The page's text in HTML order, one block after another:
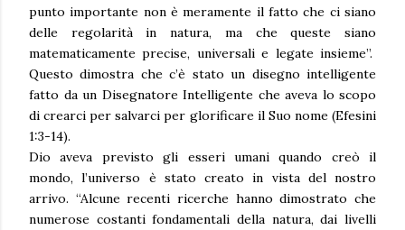
punto importante non è meramente il fatto che ci siano
delle regolarità in natura, ma che queste siano
matematicamente precise, universali e legate insieme”.
Questo dimostra che c’è stato un disegno intelligente
fatto da un Disegnatore Intelligente che aveva lo scopo
di crearci per salvarci per glorificare il Suo nome (Efesini
1:3-14).
Dio aveva previsto gli esseri umani quando creò il
mondo, l’universo è stato creato in vista del nostro
arrivo. “Alcune recenti ricerche hanno dimostrato che
numerose costanti fondamentali della natura, dai livelli